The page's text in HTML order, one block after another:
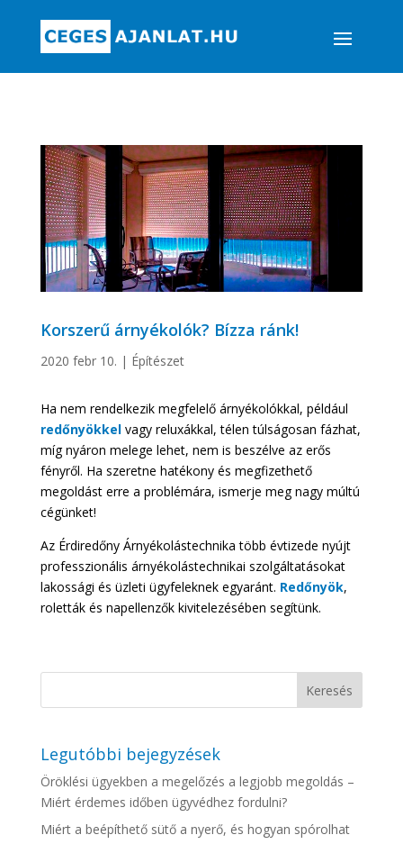
Korszerű árnyékolók? Bízza ránk!
2020 febr 10. | Építészet
Ha nem rendelkezik megfelelő árnyékolókkal, például
redőnyökkel vagy reluxákkal, télen túlságosan fázhat,
míg nyáron melege lehet, nem is beszélve az erős
fényről. Ha szeretne hatékony és megfizethető
megoldást erre a problémára, ismerje meg nagy múltú
cégünket!
Az Érdiredőny Árnyékolástechnika több évtizede nyújt
professzionális árnyékolástechnikai szolgáltatásokat
lakossági és üzleti ügyfeleknek egyaránt. Redőnyök,
roletták és napellenzők kivitelezésében segítünk.
Legutóbbi bejegyzések
Öröklési ügyekben a megelőzés a legjobb megoldás –
Miért érdemes időben ügyvédhez fordulni?
Miért a beépíthető sütő a nyerő, és hogyan spórolhat